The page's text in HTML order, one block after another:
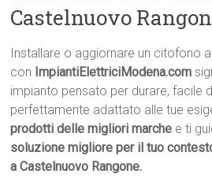
Castelnuovo
Installare o aggiornare un citofono
con ImpiantiElettriciModena.com
impianto pensato per durare, facile
perfettamente adattato alle tue
prodotti delle migliori marche e ti
soluzione migliore per il tuo
a Castelnuovo Rangone.